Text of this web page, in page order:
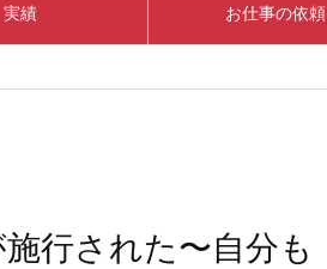
実績 お仕事の依頼
行された〜自分も